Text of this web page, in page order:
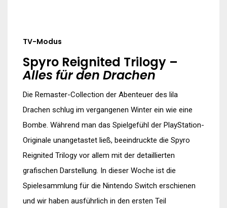
TV-Modus
Spyro Reignited Trilogy –
Alles für den Drachen
Die Remaster-Collection der Abenteuer des lila
Drachen schlug im vergangenen Winter ein wie eine
Bombe. Während man das Spielgefühl der PlayStation-
Originale unangetastet ließ, beeindruckte die Spyro
Reignited Trilogy vor allem mit der detaillierten
grafischen Darstellung. In dieser Woche ist die
Spielesammlung für die Nintendo Switch erschienen
und wir haben ausführlich in den ersten Teil